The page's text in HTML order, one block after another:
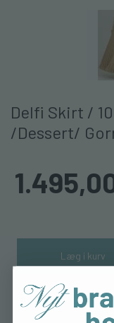
Delfi Skirt /
/Dessert/
Læg i kurv
L XL